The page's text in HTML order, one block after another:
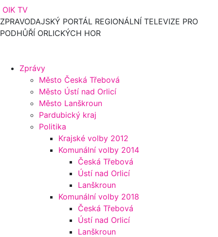
OIK TV
ZPRAVODAJSKÝ PORTÁL REGIONÁLNÍ TELEVIZE PRO
PODHŮŘÍ ORLICKÝCH HOR
Zprávy
Město Česká Třebová
Město Ústí nad Orlicí
Město Lanškroun
Pardubický kraj
Politika
Krajské volby 2012
Komunální volby 2014
Česká Třebová
Ústí nad Orlicí
Lanškroun
Komunální volby 2018
Česká Třebová
Ústí nad Orlicí
Lanškroun